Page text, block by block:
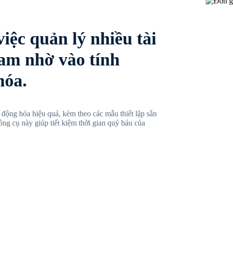
quản lý nhiều tài
nhờ vào tính
hóa hiệu quả, kèm theo các mẫu thiết lập sẵn
cụ này giúp tiết kiệm thời gian quý báu của